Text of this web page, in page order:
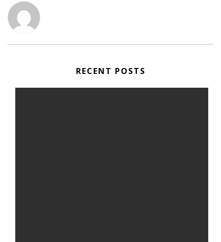
RECENT POSTS